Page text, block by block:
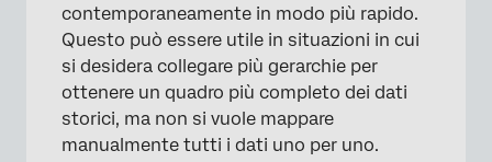
contemporaneamente in modo più rapido.
Questo può essere utile in situazioni in cui
si desidera collegare più gerarchie per
ottenere un quadro più completo dei dati
storici, ma non si vuole mappare
manualmente tutti i dati uno per uno.